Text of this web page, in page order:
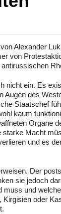
Alexander
von
nicht ein. Es
Augen des
Staatschef
kaum
Organe
Macht
und es
Der
sie jedoch
und
oder